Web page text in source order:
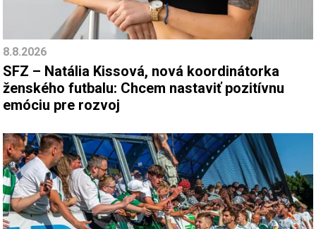
8.8.2026
SFZ – Natália Kissová, nová koordinátorka
ženského futbalu: Chcem nastaviť pozitívnu
emóciu pre rozvoj